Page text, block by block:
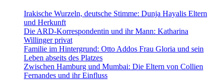
Irakische Wurzeln, deutsche Stimme: Dunja Hayalis Eltern
und Herkunft
Die ARD-Korrespondentin und ihr Mann: Katharina
Willinger privat
Familie im Hintergrund: Otto Addos Frau Gloria und sein
Leben abseits des Platzes
Zwischen Hamburg und Mumbai: Die Eltern von Collien
Fernandes und ihr Einfluss